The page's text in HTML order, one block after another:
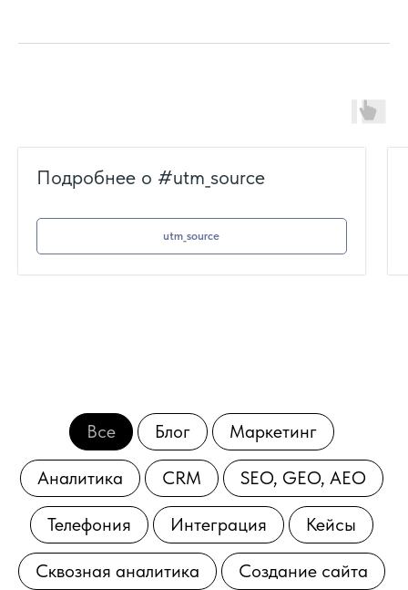
Подробнее о #utm_source
utm_source
Все Блог Маркетинг
Аналитика CRM SEO, GEO, AEO
Телефония Интеграция Кейсы
Сквозная аналитика Создание сайта